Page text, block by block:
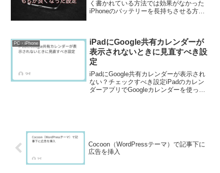
く書かれている方法では効果がなかった
iPhoneのバッテリーを長持ちさせる方法
PC・iPhone
iPadにGoogle共有カレンダーが
表示されないときに見直すべき設
定
iPadにGoogle共有カレンダーが表示され
ない？チェックすべき設定iPadのカレン
ダーアプリでGoogleカレンダーを使って
Cocoon（WordPressテーマ）で記事下に
広告を挿入